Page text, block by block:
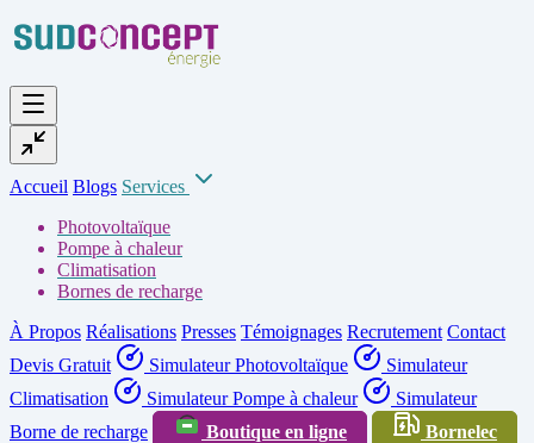
Accueil Blogs Services
Photovoltaïque
Pompe à chaleur
Climatisation
Bornes de recharge
À Propos Réalisations Presses Témoignages Recrutement Contact
Devis Gratuit
Simulateur Photovoltaïque
Simulateur
Climatisation
Simulateur Pompe à chaleur
Simulateur
Borne de recharge
Boutique en ligne
Bornelec